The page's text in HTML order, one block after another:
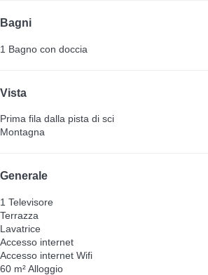
Bagni
1 Bagno con doccia
Vista
Prima fila dalla pista di sci
Montagna
Generale
1 Televisore
Terrazza
Lavatrice
Accesso internet
Accesso internet Wifi
60 m² Alloggio